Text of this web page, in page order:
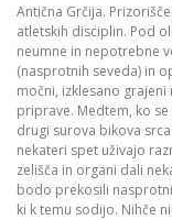
Antična Grčija.
atletskih disciplin. Pod
neumne in nepotrebne
(nasprotnih seveda) in
močni, izklesano
priprave. Medtem, ko
drugi surova bikova
nekateri spet uživajo
zelišča in organi dali
bodo prekosili
ki k temu sodijo. Nihče